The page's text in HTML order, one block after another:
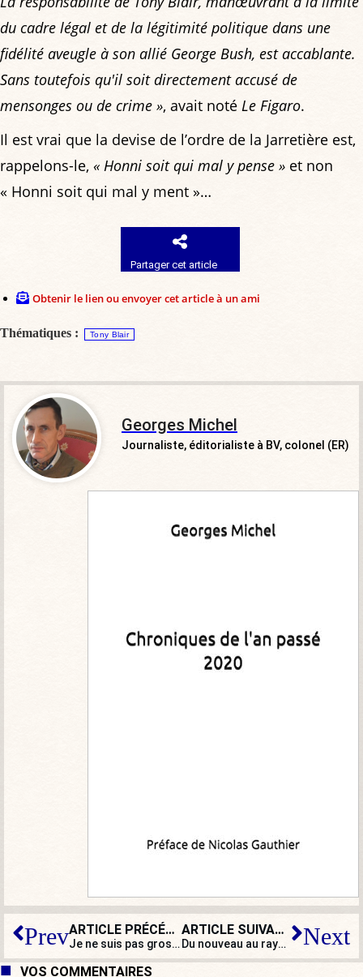
du cadre légal et de la légitimité politique dans une
fidélité aveugle à son allié George Bush, est accablante.
Sans toutefois qu'il soit directement accusé de
mensonges ou de crime », avait noté Le Figaro.
Il est vrai que la devise de l’ordre de la Jarretière est,
rappelons-le, « Honni soit qui mal y pense » et non
« Honni soit qui mal y ment »…
Partager cet article
Obtenir le lien ou envoyer cet article à un ami
Thématiques : Tony Blair
Georges Michel
Journaliste, éditorialiste à BV, colonel (ER)
Prev ARTICLE PRÉCÉDENT
Je ne suis pas grossier, du moins c’est ce que je pense, mais… Covid : ta gueule !
ARTICLE SUIVANT
Du nouveau au rayon progressisme : la vasectomie par amour Next
VOS COMMENTAIRES